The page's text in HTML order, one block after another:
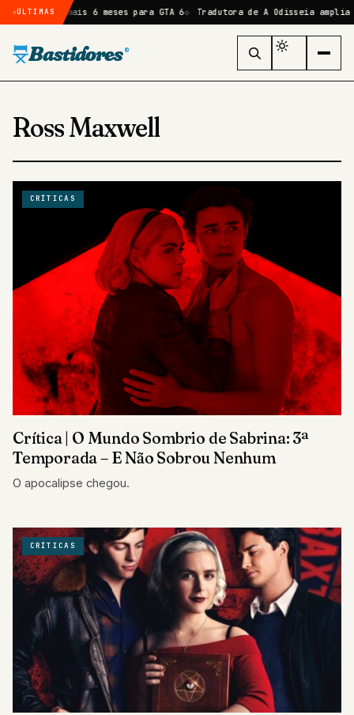
ÚLTIMASde mais 6 meses para GTA 6 Tradutora de A Odisseia amplia
Bastidores ®
Ross Maxwell
CRÍTICAS
Crítica | O Mundo Sombrio de Sabrina: 3ª
Temporada – E Não Sobrou Nenhum
O apocalipse chegou.
CRÍTICAS